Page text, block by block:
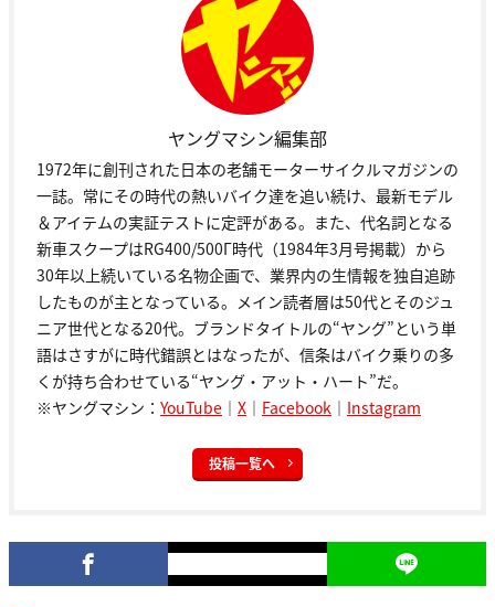
ヤングマシン編集部
1972年に創刊された日本の老舗モーターサイクルマガジンの
一誌。常にその時代の熱いバイク達を追い続け、最新モデル
＆アイテムの実証テストに定評がある。また、代名詞となる
新車スクープはRG400/500Γ時代（1984年3月号掲載）から
30年以上続いている名物企画で、業界内の生情報を独自追跡
したものが主となっている。メイン読者層は50代とそのジュ
ニア世代となる20代。ブランドタイトルの“ヤング”という単
語はさすがに時代錯誤とはなったが、信条はバイク乗りの多
くが持ち合わせている“ヤング・アット・ハート”だ。
※ヤングマシン： YouTube ｜ X ｜ Facebook ｜ Instagram
投稿一覧へ